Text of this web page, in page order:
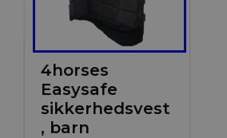
4horses
Easysafe
sikkerhedsvest
, barn